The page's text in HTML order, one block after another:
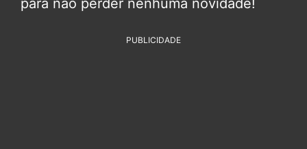
para não perder nenhuma novidade!
PUBLICIDADE